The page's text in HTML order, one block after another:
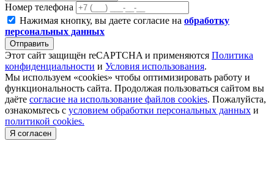
Номер телефона
Нажимая кнопку, вы даете согласие на обработку
персональных данных
Отправить
Этот сайт защищён reCAPTCHA и применяются Политика
конфиденциальности и Условия использования.
Мы используем «cookies» чтобы оптимизировать работу и
функциональность сайта. Продолжая пользоваться сайтом вы
даёте согласие на использование файлов cookies. Пожалуйста,
ознакомьтесь с условием обработки персональных данных и
политикой cookies.
Я согласен